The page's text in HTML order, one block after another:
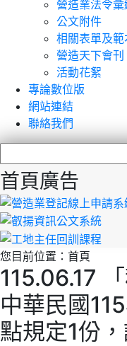
營造業法令彙
公文附件
相關表單及範
營造天下會刊
活動花絮
專論數位版
網站連結
聯絡我們
首頁廣告
您目前位置： 首頁
115.06.17
中華民國
點規定1份